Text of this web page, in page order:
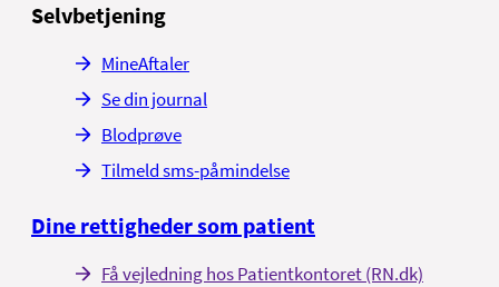
Selvbetjening
MineAftaler
Se din journal
Blodprøve
Tilmeld sms-påmindelse
Dine rettigheder som patient
Få vejledning hos Patientkontoret (RN.dk)